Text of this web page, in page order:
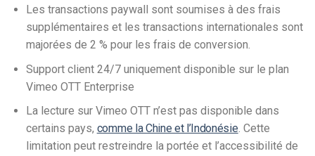
Les transactions paywall sont soumises à des frais
supplémentaires et les transactions internationales sont
majorées de 2 % pour les frais de conversion.
Support client 24/7 uniquement disponible sur le plan
Vimeo OTT Enterprise
La lecture sur Vimeo OTT n’est pas disponible dans
certains pays, comme la Chine et l’Indonésie. Cette
limitation peut restreindre la portée et l’accessibilité de